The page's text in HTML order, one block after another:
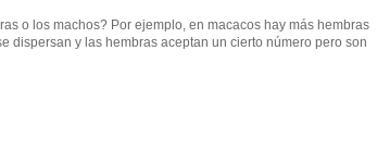
o los machos? Por ejemplo, en macacos hay más hembras
dispersan y las hembras aceptan un cierto número pero son